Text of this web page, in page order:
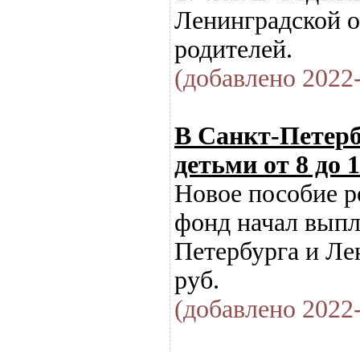
Ленинградской
родителей.
(добавлено
В Санкт-
детьми от 8 до
Новое пособие
фонд начал
Петербурга и
руб.
(добавлено